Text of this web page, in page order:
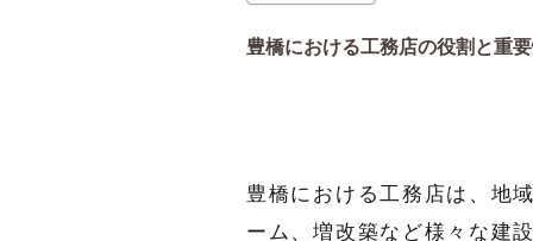
豊橋における工務店の役割と重
豊橋における工務店は、地
ーム、増改築など様々な建